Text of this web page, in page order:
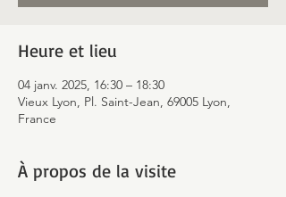
Heure et lieu
04 janv. 2025, 16:30 – 18:30
Vieux Lyon, Pl. Saint-Jean, 69005 Lyon,
France
À propos de la visite